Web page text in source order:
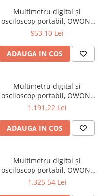
Multimetru digital și
osciloscop portabil, OWON,
HDS242, 200mV-1kV, 200mA-
953,10 Lei
ADAUGA IN COS
Multimetru digital și
osciloscop portabil, OWON,
HDS272, 200mV-1kV, 200mA-
1.191,22 Lei
ADAUGA IN COS
Multimetru digital și
osciloscop portabil, OWON,
HDS2102, 200mV-1kV, 200mA-
1.325,54 Lei